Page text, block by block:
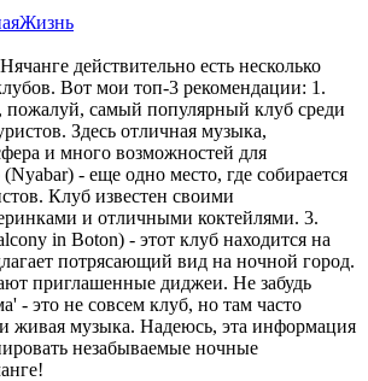
действительно есть несколько
Вот мои топ-3 рекомендации: 1.
пожалуй, самый популярный клуб среди
Здесь отличная музыка,
и много возможностей для
- еще одно место, где собирается
Клуб известен своими
и отличными коктейлями. 3.
in Boton) - этот клуб находится на
потрясающий вид на ночной город.
приглашенные диджеи. Не забудь
- это не совсем клуб, но там часто
живая музыка. Надеюсь, эта информация
незабываемые ночные